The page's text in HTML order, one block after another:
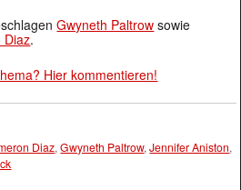
Gwyneth Paltrow sowie
Diaz.
Hier kommentieren!
Diaz,Gwyneth Paltrow,Jennifer Aniston,